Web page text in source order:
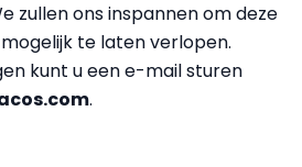
zullen ons inspannen om deze
te laten verlopen.
kunt u een e-mail sturen
.